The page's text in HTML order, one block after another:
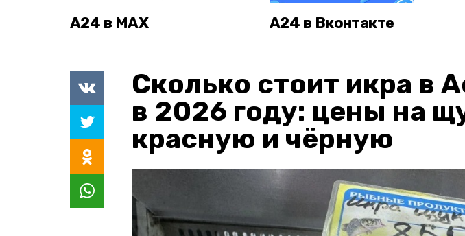
А24 в MAX А24 в Вконтакте
Сколько стоит икра в
в 2026 году: цены на
красную и чёрную